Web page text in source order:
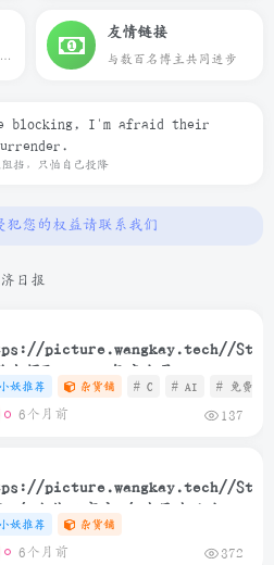
和三尺剑妖一起享受科技带来的乐趣
友情链接
与数百名博主共同进步
blocking, I'm afraid their
挡，只怕自己投降
日报
生领取Gemini年度会员
小妖推荐 杂货铺 # C # AI # 免费
6个月前 137
/ 个体工商户 / 农民专业合作
报填报指南
小妖推荐 杂货铺
6个月前 372